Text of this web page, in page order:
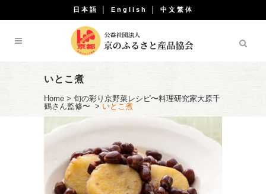
日本語 English 中文繁体
いとこ煮
Home > 旬の彩り京野菜レシピ〜料理研究家大原千
鶴さん監修〜 > いとこ煮